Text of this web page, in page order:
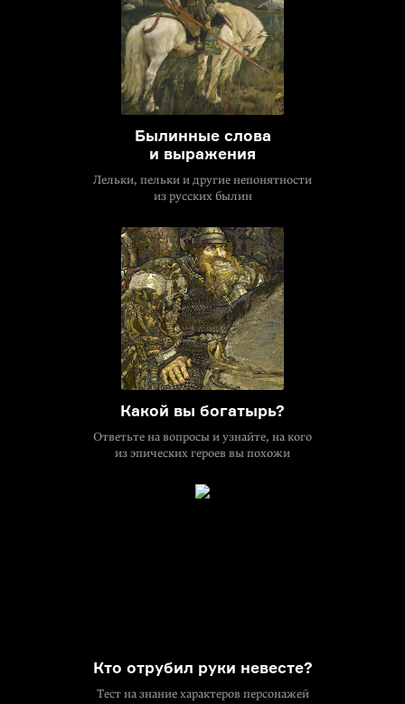
Былинные слова
и выражения
Лельки, пельки и другие непонятности
из русских былин
Какой вы богатырь?
Ответьте на вопросы и узнайте, на кого
из эпических героев вы похожи
Кто отрубил руки невесте?
Тест на знание характеров персонажей